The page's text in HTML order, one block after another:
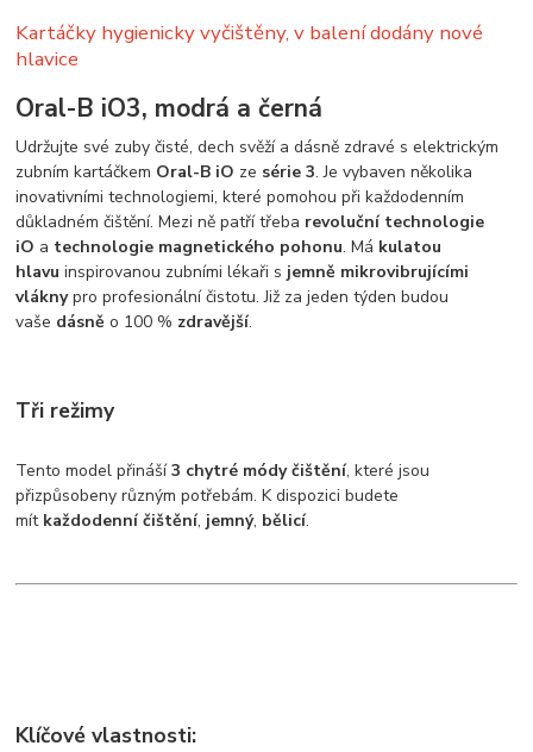
Kartáčky hygienicky vyčištěny, v balení dodány nové
hlavice
Oral-B iO3, modrá a černá
Udržujte své zuby čisté, dech svěží a dásně zdravé s elektrickým
zubním kartáčkem Oral-B iO ze série 3. Je vybaven několika
inovativními technologiemi, které pomohou při každodenním
důkladném čištění. Mezi ně patří třeba revoluční technologie
iO a technologie magnetického pohonu. Má kulatou
hlavu inspirovanou zubními lékaři s jemně mikrovibrujícími
vláknypro profesionální čistotu. Již za jeden týden budou
vaše dásně o 100 % zdravější.
Tři režimy
Tento model přináší3 chytré módy čištění, které jsou
přizpůsobeny různým potřebám. K dispozici budete
mít každodenní čištění, jemný, bělicí.
Klíčové vlastnosti: